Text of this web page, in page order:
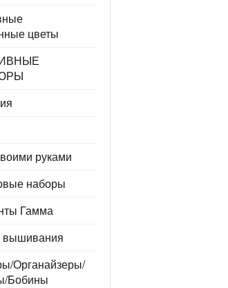
цветы
руками
наборы
Гамма
вышивания
Органайзеры/
Бобины